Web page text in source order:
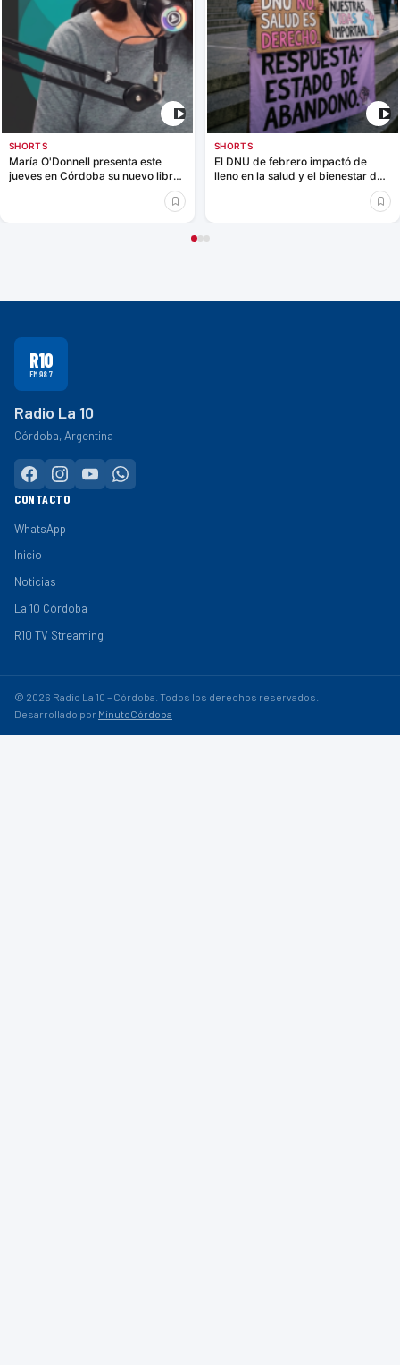
SHORTS
María O'Donnell presenta este
jueves en Córdoba su nuevo libro
"Montoneros: una historia visual"
SHORTS
El DNU de febrero impactó de
lleno en la salud y el bienestar de
dejándolas sin el acompañamiento
la angustia en soledad. Estamos
R10
FM 98.7
Radio La 10
Córdoba, Argentina
CONTACTO
WhatsApp
Inicio
Noticias
La 10 Córdoba
R10 TV Streaming
© 2026 Radio La 10 – Córdoba. Todos los derechos reservados.
Desarrollado por MinutoCórdoba